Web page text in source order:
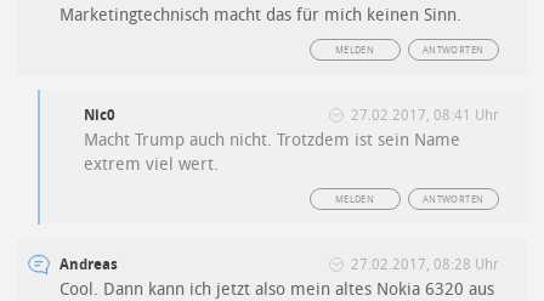
Marketingtechnisch macht das für mich keinen Sinn.
ANTWORTEN
MELDEN
Nic0 27.02.2017, 08:41 Uhr
Macht Trump auch nicht. Trotzdem ist sein Name
extrem viel wert.
ANTWORTEN
MELDEN
Andreas 27.02.2017, 08:28 Uhr
Cool. Dann kann ich jetzt also mein altes Nokia 6320 aus